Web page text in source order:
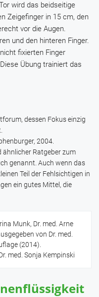
wird das beidseitige
Zeigefinger in 15 cm, den
vor die Augen.
und den hinteren Finger.
fixierten Finger
Übung trainiert das
dessen Fokus einzig
2004.
ähnlicher Ratgeber zum
genannt. Auch wenn das
Teil der Fehlsichtigen in
ein gutes Mittel, die
Munk, Dr. med. Arne
von Dr. med.
(2014).
med. Sonja Kempinski